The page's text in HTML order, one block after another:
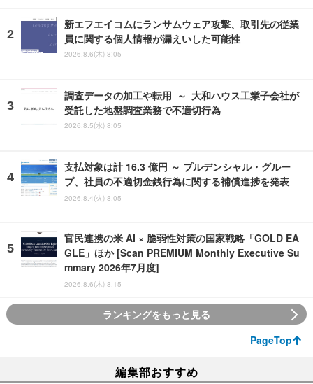
新エフエイコムにランサムウェア攻撃、取引先の従業
員に関する個人情報が漏えいした可能性
2026.8.6(木) 8:05
調査データの加工や転用 ～ 大和ハウス工業子会社が
受託した地盤調査業務で不適切行為
2026.8.5(水) 8:05
支払対象は計 16.3 億円 ～ プルデンシャル・グルー
プ、社員の不適切金銭行為に関する補償進捗を発表
2026.8.4(火) 8:05
官民連携の米 AI × 脆弱性対策の国家戦略「GOLD EA
GLE」ほか [Scan PREMIUM Monthly Executive Su
mmary 2026年7月度]
2026.8.6(木) 8:15
ランキングをもっと見る
PageTop
編集部おすすめ